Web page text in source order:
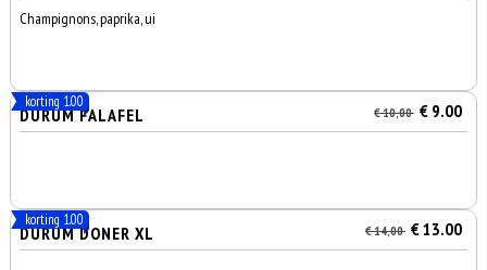
Champignons, paprika, ui
korting 1.00
DURUM FALAFEL € 10,00 € 9.00
korting 1.00
DURUM DONER XL € 14,00 € 13.00